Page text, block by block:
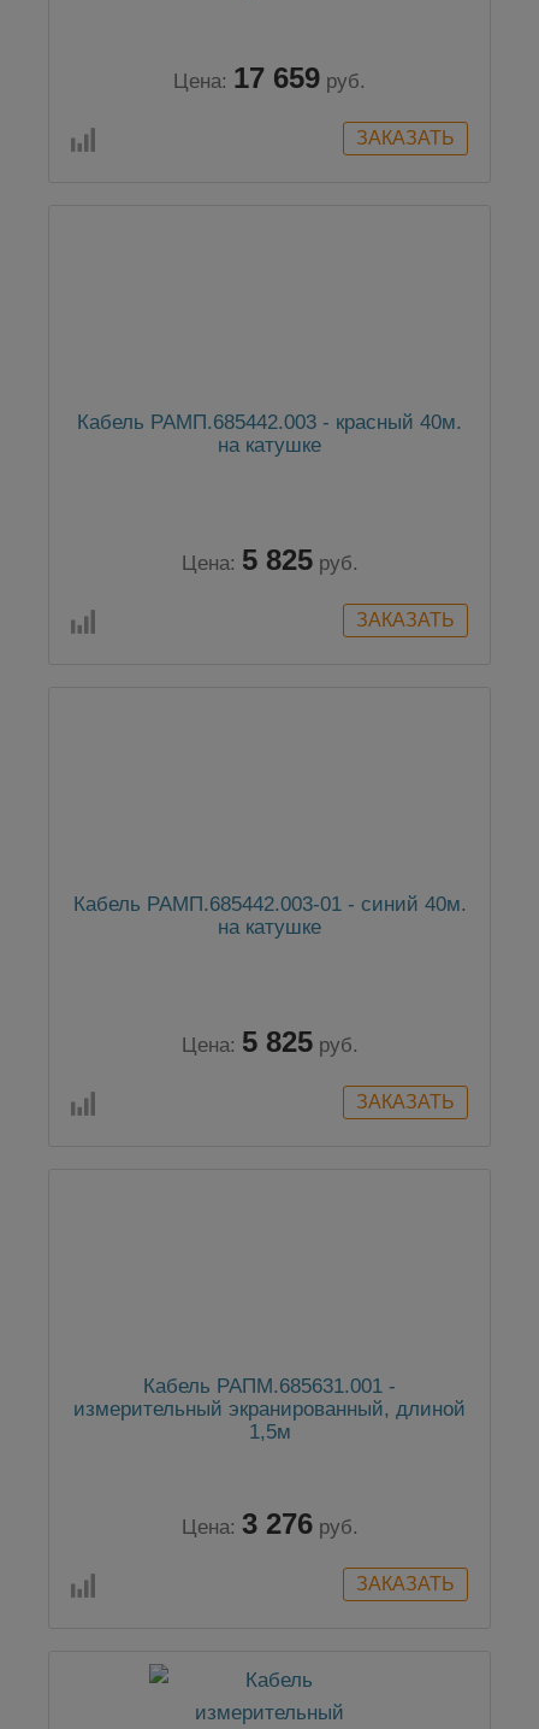
Цена: 17 659 руб.
Кабель РАМП.685442.003 - красный 40м.
на катушке
Цена: 5 825 руб.
Кабель РАМП.685442.003-01 - синий 40м.
на катушке
Цена: 5 825 руб.
Кабель РАПМ.685631.001 -
измерительный экранированный, длиной
1,5м
Цена: 3 276 руб.